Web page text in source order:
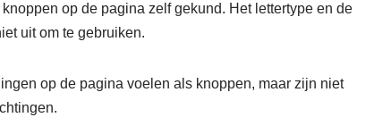
op de pagina zelf gekund. Het lettertype en de
uit om te gebruiken.
op de pagina voelen als knoppen, maar zijn niet